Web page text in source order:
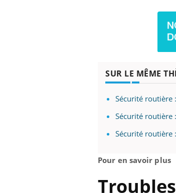
SUR LE MÊME
Sécurité routière
Sécurité routière
Sécurité routière
Pour en savoir plus